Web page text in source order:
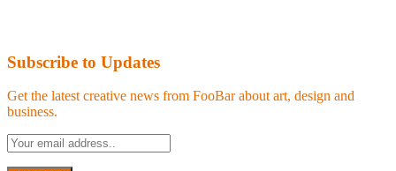
Subscribe to Updates
Get the latest creative news from FooBar about art, design and
business.